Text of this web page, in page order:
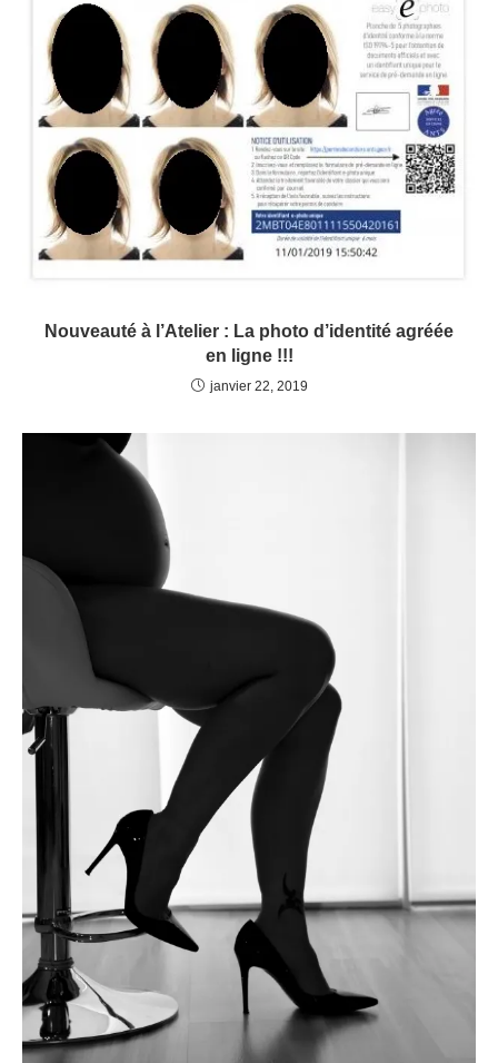
Nouveauté à l’Atelier : La photo d’identité agréée
en ligne !!!
janvier 22, 2019